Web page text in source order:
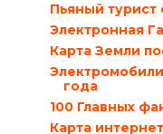
Пьяный турист
Электронная
Карта Земли
года
100 Главных
Карта